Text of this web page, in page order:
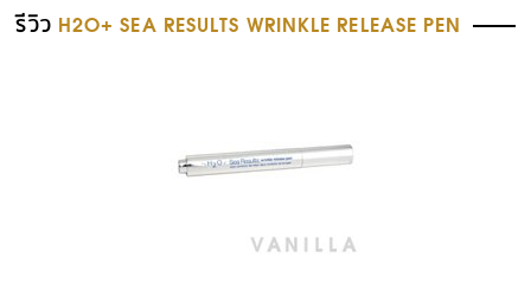
รีวิว H2O+ SEA RESULTS WRINKLE RELEASE PEN